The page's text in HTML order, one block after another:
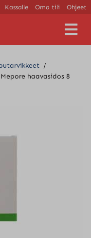
Kassalle Oma tili Ohjeet
V
a
l
/
Mepore haavasidos 8